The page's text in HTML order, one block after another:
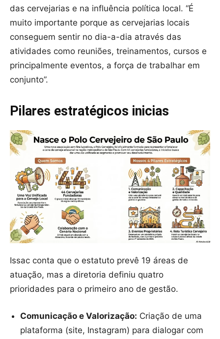
das cervejarias e na influência política local. “É
muito importante porque as cervejarias locais
conseguem sentir no dia-a-dia através das
atividades como reuniões, treinamentos, cursos e
principalmente eventos, a força de trabalhar em
conjunto”.
Pilares estratégicos inicias
Issac conta que o estatuto prevê 19 áreas de
atuação, mas a diretoria definiu quatro
prioridades para o primeiro ano de gestão.
Comunicação e Valorização: Criação de uma
plataforma (site, Instagram) para dialogar com